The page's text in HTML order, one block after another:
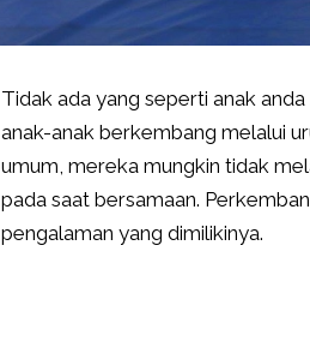
Tidak ada yang seperti anak
anak-anak berkembang melalui
umum, mereka mungkin tidak
pada saat bersamaan.
pengalaman yang dimilikinya.